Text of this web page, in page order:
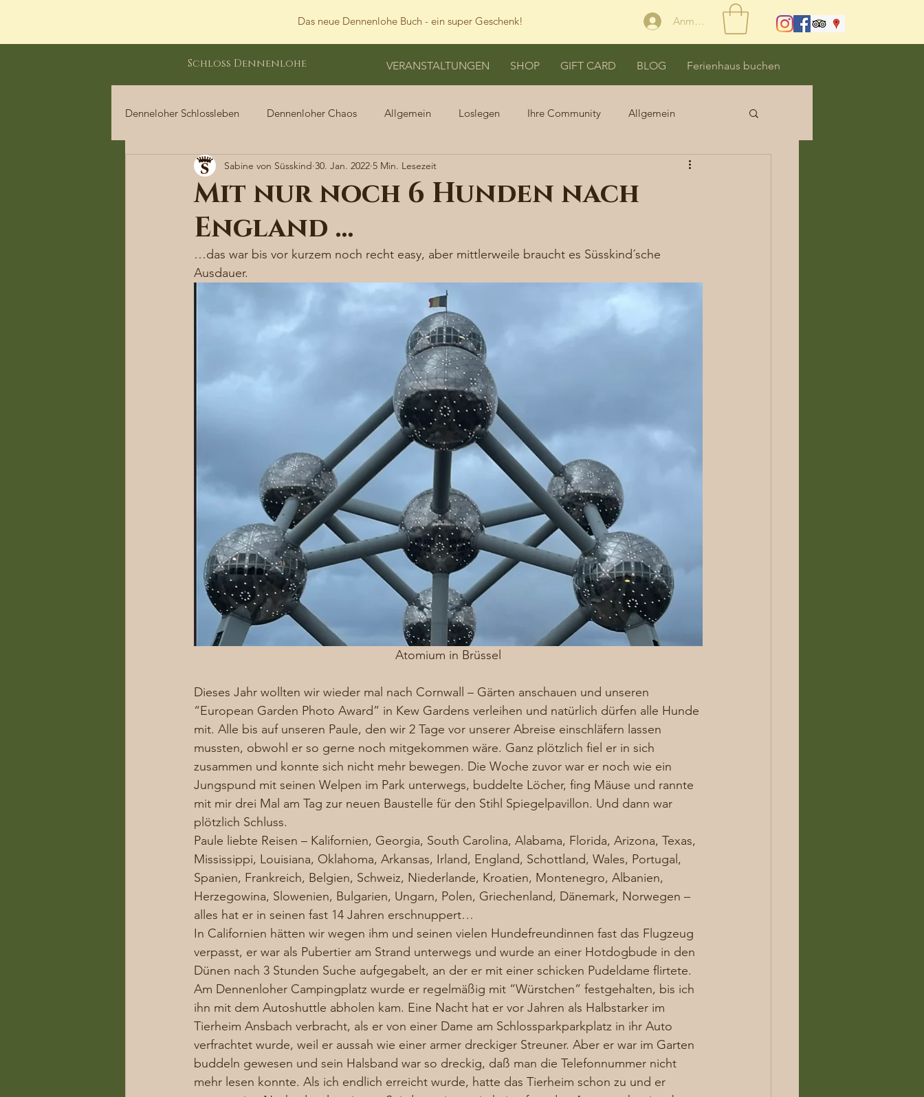
Das neue Dennenlohe Buch - ein super Geschenk! Anmelden
Schloss Dennenlohe VERANSTALTUNGEN SHOP GIFT CARD BLOG Ferienhaus buchen
Denneloher Schlossleben Dennenloher Chaos Allgemein Loslegen Ihre Community Allgemein
Dennenloher Schlossleben
Mit nur noch 6 Hunden nach
England …
Sabine von Süsskind 30. Jan. 2022 5 Min. Lesezeit
…das war bis vor kurzem noch recht easy, aber mittlerweile braucht es Süsskind´sche
Ausdauer.
Atomium in Brüssel
Dieses Jahr wollten wir wieder mal nach Cornwall – Gärten anschauen und unseren
“European Garden Photo Award” in Kew Gardens verleihen und natürlich dürfen alle Hunde
mit. Alle bis auf unseren Paule, den wir 2 Tage vor unserer Abreise einschläfern lassen
mussten, obwohl er so gerne noch mitgekommen wäre. Ganz plötzlich fiel er in sich
zusammen und konnte sich nicht mehr bewegen. Die Woche zuvor war er noch wie ein
Jungspund mit seinen Welpen im Park unterwegs, buddelte Löcher, fing Mäuse und rannte
mit mir drei Mal am Tag zur neuen Baustelle für den Stihl Spiegelpavillon. Und dann war
plötzlich Schluss.
Paule liebte Reisen – Kalifornien, Georgia, South Carolina, Alabama, Florida, Arizona, Texas,
Mississippi, Louisiana, Oklahoma, Arkansas, Irland, England, Schottland, Wales, Portugal,
Spanien, Frankreich, Belgien, Schweiz, Niederlande, Kroatien, Montenegro, Albanien,
Herzegowina, Slowenien, Bulgarien, Ungarn, Polen, Griechenland, Dänemark, Norwegen –
alles hat er in seinen fast 14 Jahren erschnuppert…
In Californien hätten wir wegen ihm und seinen vielen Hundefreundinnen fast das Flugzeug
verpasst, er war als Pubertier am Strand unterwegs und wurde an einer Hotdogbude in den
Dünen nach 3 Stunden Suche aufgegabelt, an der er mit einer schicken Pudeldame flirtete.
Am Dennenloher Campingplatz wurde er regelmäßig mit “Würstchen” festgehalten, bis ich
ihn mit dem Autoshuttle abholen kam. Eine Nacht hat er vor Jahren als Halbstarker im
Tierheim Ansbach verbracht, als er von einer Dame am Schlossparkparkplatz in ihr Auto
verfrachtet wurde, weil er aussah wie einer armer dreckiger Streuner. Aber er war im Garten
buddeln gewesen und sein Halsband war so dreckig, daß man die Telefonnummer nicht
mehr lesen konnte. Als ich endlich erreicht wurde, hatte das Tierheim schon zu und er